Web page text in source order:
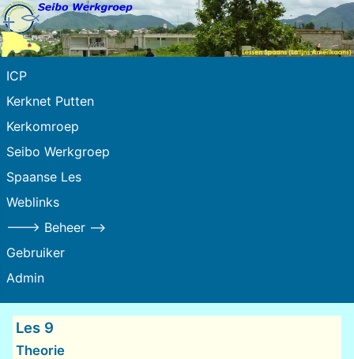
ICP
Kerknet Putten
Kerkomroep
Seibo Werkgroep
Spaanse Les
Weblinks
---> Beheer -->
Gebruiker
Admin
Les 9
Theorie